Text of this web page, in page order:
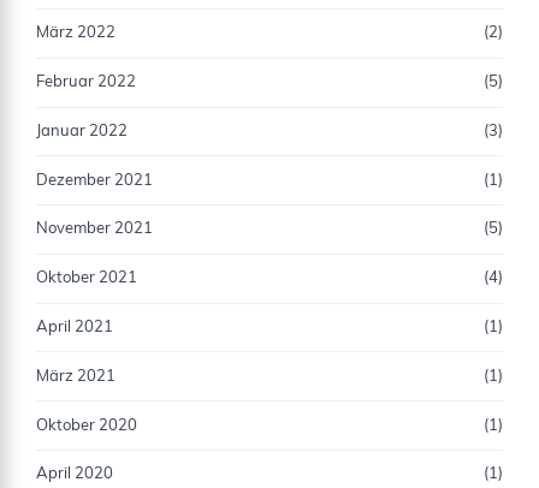
März 2022 (2)
Februar 2022 (5)
Januar 2022 (3)
Dezember 2021 (1)
November 2021 (5)
Oktober 2021 (4)
April 2021 (1)
März 2021 (1)
Oktober 2020 (1)
April 2020 (1)